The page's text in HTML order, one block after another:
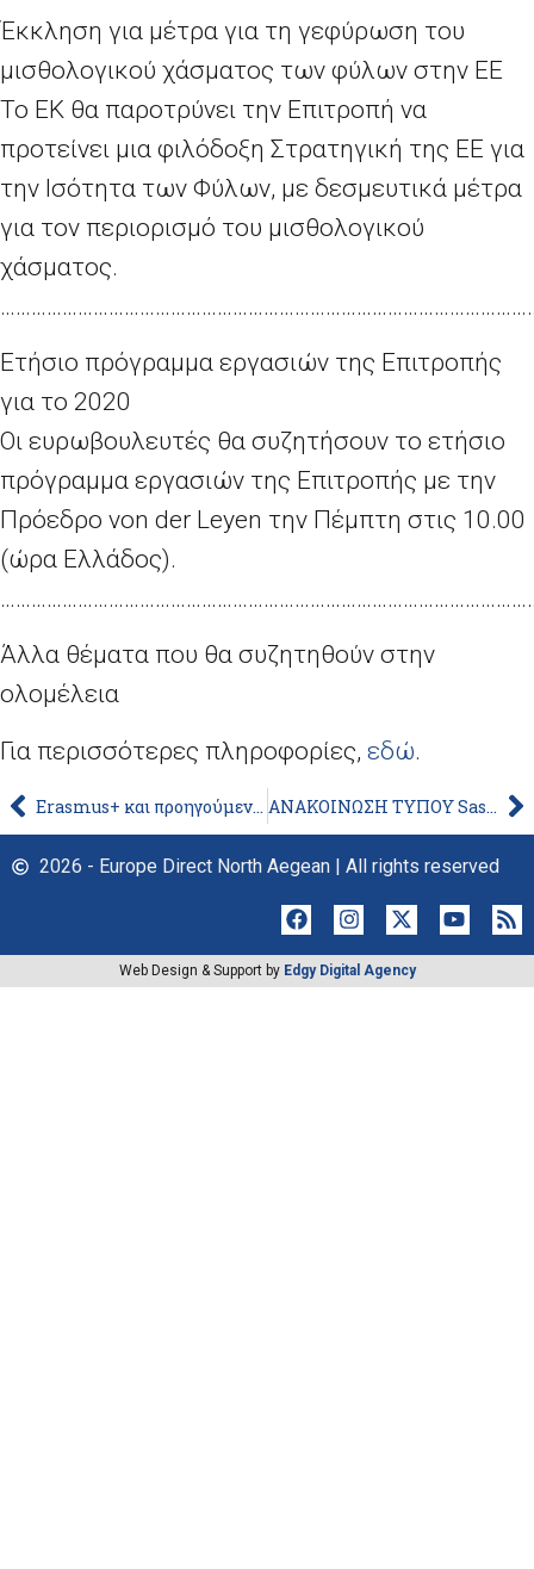
Έκκληση για μέτρα για τη γεφύρωση του
μισθολογικού χάσματος των φύλων στην ΕΕ
Το ΕΚ θα παροτρύνει την Επιτροπή να
προτείνει μια φιλόδοξη Στρατηγική της ΕΕ για
την Ισότητα των Φύλων, με δεσμευτικά μέτρα
για τον περιορισμό του μισθολογικού
χάσματος.
Ετήσιο πρόγραμμα εργασιών της Επιτροπής
για το 2020
Οι ευρωβουλευτές θα συζητήσουν το ετήσιο
πρόγραμμα εργασιών της Επιτροπής με την
Πρόεδρο von der Leyen την Πέμπτη στις 10.00
(ώρα Ελλάδος).
Άλλα θέματα που θα συζητηθούν στην
ολομέλεια
Για περισσότερες πληροφορίες, εδώ.
Erasmus+ και προηγούμενα προγράμματα: εμπειρία ζωής για 10 εκατομμύρια νέους Ευρωπαίους ΑΝΑΚΟΙΝΩΣΗ ΤΥΠΟΥ Sassoli: «Ας δώσουμε νέα πολιτική ώθηση στη διαδικασία διεύρυνσης»
2026 - Europe Direct North Aegean | All rights reserved
Web Design & Support by Edgy Digital Agency